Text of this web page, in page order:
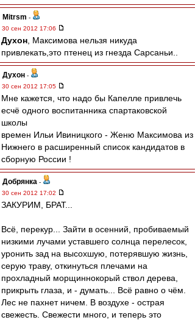
Mitrsm -
30 сен 2012 17:06
Духон , Максимова нельзя никуда
привлекать,это птенец из гнезда Сарсаньи..
Духон -
30 сен 2012 17:05
Мне кажется, что надо бы Капелле привлечь
есчё одного воспитанника спартаковской
школы
времен Ильи Ивиницкого - Женю Максимова из
Нижнего в расширенный список кандидатов в
сборную России !
Добрянка -
30 сен 2012 17:02
ЗАКУРИМ, БРАТ...
Всё, перекур... Зайти в осенний, пробиваемый
низкими лучами уставшего солнца перелесок,
уронить зад на высохшую, потерявшую жизнь,
серую траву, откинуться плечами на
прохладный морщиннокорый ствол дерева,
прикрыть глаза, и - думать... Всё равно о чём.
Лес не пахнет ничем. В воздухе - острая
свежесть. Свежести много, и теперь это